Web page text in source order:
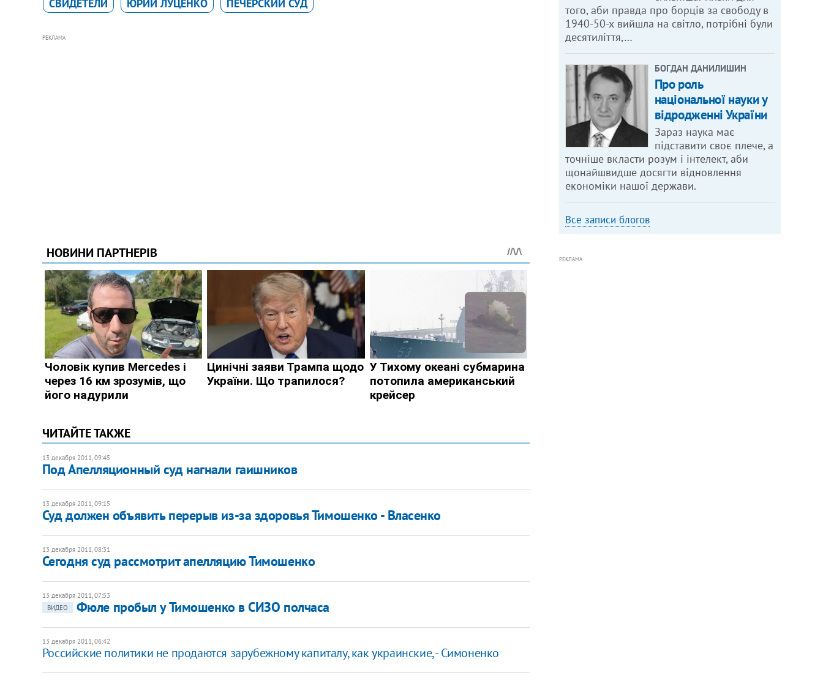
СВИДЕТЕЛИ ЮРИЙ ЛУЦЕНКО ПЕЧЕРСКИЙ СУД
РЕКЛАМА
ЧИТАЙТЕ ТАКЖЕ
13 декабря 2011, 09:45
Под Апелляционный суд нагнали гаишников
13 декабря 2011, 09:15
​Суд должен объявить перерыв из-за здоровья Тимошенко - Власенко
13 декабря 2011, 08:31
Сегодня суд рассмотрит апелляцию Тимошенко
13 декабря 2011, 07:53
ВИДЕО
Фюле пробыл у Тимошенко в СИЗО полчаса
13 декабря 2011, 06:42
Российские политики не продаются зарубежному капиталу, как украинские, - Симоненко
того, аби правда про борців за свободу в
1940-50-х вийшла на світло, потрібні були
десятиліття,…
БОГДАН ДАНИЛИШИН
Про роль
національної науки у
відродженні України
Зараз наука має
підставити своє плече, а
точніше вкласти розум і інтелект, аби
щонайшвидше досягти відновлення
економіки нашої держави.
Все записи блогов
РЕКЛАМА